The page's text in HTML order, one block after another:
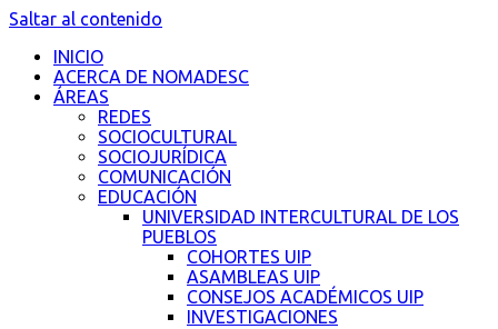
Saltar al contenido
INICIO
ACERCA DE NOMADESC
ÁREAS
REDES
SOCIOCULTURAL
SOCIOJURÍDICA
COMUNICACIÓN
EDUCACIÓN
UNIVERSIDAD INTERCULTURAL DE LOS
PUEBLOS
COHORTES UIP
ASAMBLEAS UIP
CONSEJOS ACADÉMICOS UIP
INVESTIGACIONES